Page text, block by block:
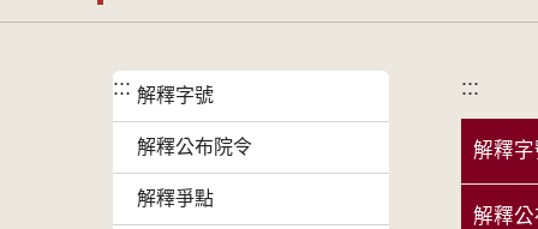
::: 解釋字號
解釋公布院令
解釋爭點
:::
解釋
解釋